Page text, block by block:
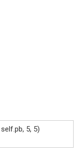
self.pb, 5, 5)